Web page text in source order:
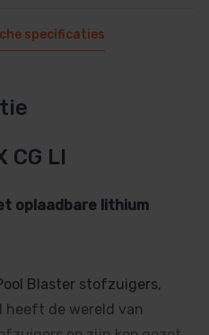
specificaties
CG LI
oplaadbare lithium
Blaster stofzuigers,
heeft de wereld van